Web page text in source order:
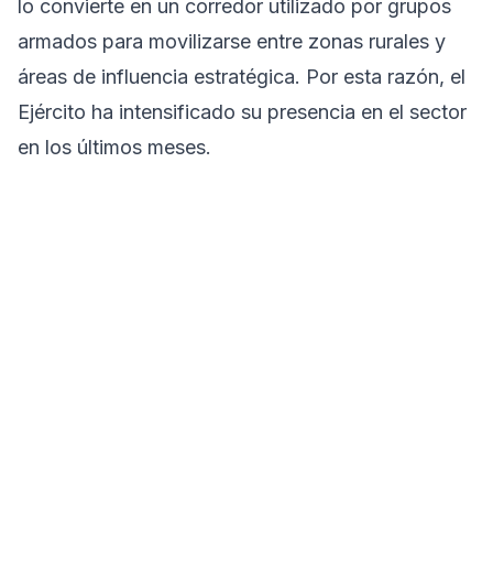
lo convierte en un corredor utilizado por grupos
armados para movilizarse entre zonas rurales y
áreas de influencia estratégica. Por esta razón, el
Ejército ha intensificado su presencia en el sector
en los últimos meses.